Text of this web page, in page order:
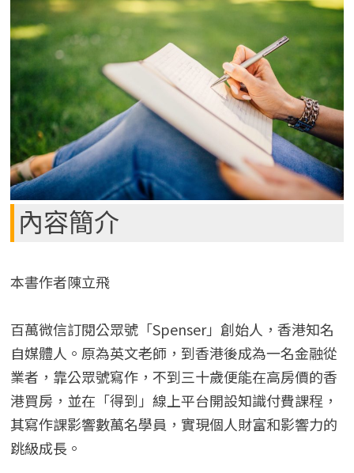
內容簡介
本書作者陳立飛
百萬微信訂閱公眾號「Spenser」創始人，香港知名
自媒體人。原為英文老師，到香港後成為一名金融從
業者，靠公眾號寫作，不到三十歲便能在高房價的香
港買房，並在「得到」線上平台開設知識付費課程，
其寫作課影響數萬名學員，實現個人財富和影響力的
跳級成長。